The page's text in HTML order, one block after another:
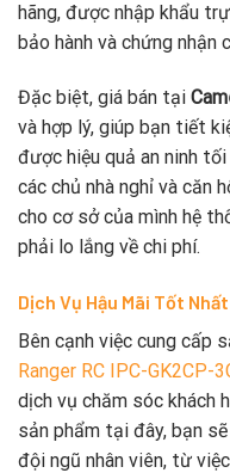
hãng, được nhập khẩu
bảo hành và chứng nhận
Đặc biệt, giá bán tại
và hợp lý, giúp bạn tiết
được hiệu quả an ninh
các chủ nhà nghỉ và căn
cho cơ sở của mình hệ
phải lo lắng về chi phí.
Dịch Vụ Hậu Mãi Tốt Nhất
Bên cạnh việc cung cấp
Ranger RC IPC-GK2CP-
dịch vụ chăm sóc khách
sản phẩm tại đây, bạn
đội ngũ nhân viên, từ